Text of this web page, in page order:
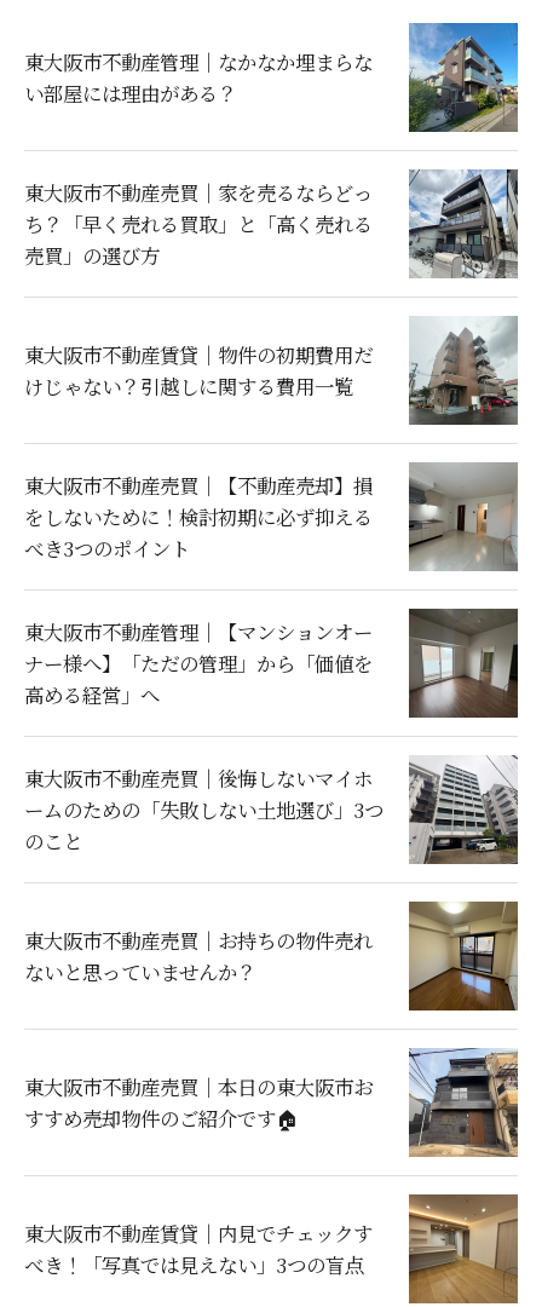
東大阪市不動産管理｜なかなか埋まらな
い部屋には理由がある？
東大阪市不動産売買｜家を売るならどっ
ち？「早く売れる買取」と「高く売れる
売買」の選び方
東大阪市不動産賃貸｜物件の初期費用だ
けじゃない？引越しに関する費用一覧
東大阪市不動産売買｜【不動産売却】損
をしないために！検討初期に必ず抑える
べき3つのポイント
東大阪市不動産管理｜【マンションオー
ナー様へ】「ただの管理」から「価値を
高める経営」へ
東大阪市不動産売買｜後悔しないマイホ
ームのための「失敗しない土地選び」3つ
のこと
東大阪市不動産売買｜お持ちの物件売れ
ないと思っていませんか？
東大阪市不動産売買｜本日の東大阪市お
すすめ売却物件のご紹介です🏠
東大阪市不動産賃貸｜内見でチェックす
べき！「写真では見えない」3つの盲点